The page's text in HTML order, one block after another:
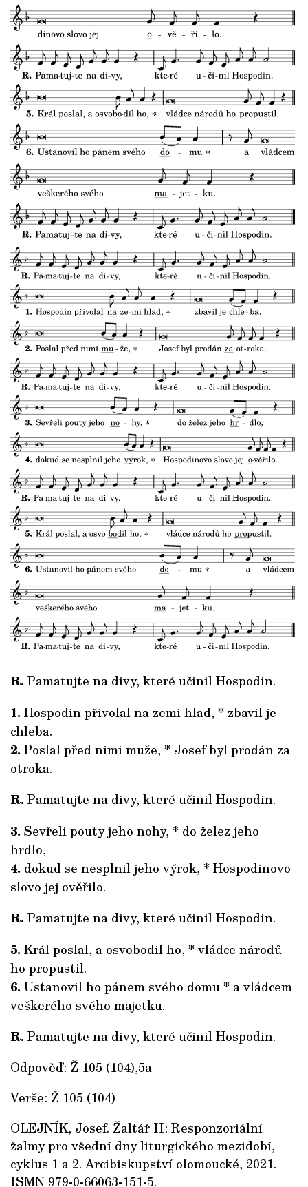
R. Pamatujte na divy, které učinil Hospodin.
1. Hospodin přivolal na zemi hlad, * zbavil je
chleba.
2. Poslal před nimi muže, * Josef byl prodán za
otroka.
R. Pamatujte na divy, které učinil Hospodin.
3. Sevřeli pouty jeho nohy, * do želez jeho
hrdlo,
4. dokud se nesplnil jeho výrok, * Hospodinovo
slovo jej ověřilo.
R. Pamatujte na divy, které učinil Hospodin.
5. Král poslal, a osvobodil ho, * vládce národů
ho propustil.
6. Ustanovil ho pánem svého domu * a vládcem
veškerého svého majetku.
R. Pamatujte na divy, které učinil Hospodin.
Odpověď: Ž 105 (104),5a
Verše: Ž 105 (104)
OLEJNÍK, Josef. Žaltář II: Responzoriální
žalmy pro všední dny liturgického mezidobí,
cyklus 1 a 2. Arcibiskupství olomoucké, 2021.
ISMN 979-0-66063-151-5.